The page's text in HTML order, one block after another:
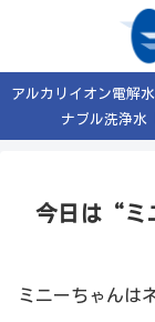
アルカリイオン電解
ナブル洗浄水
今日は“ミ
ミニーちゃんは